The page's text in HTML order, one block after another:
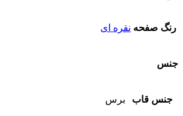
رنگ صفحه نقره ای
جنس
جنس قاب برس